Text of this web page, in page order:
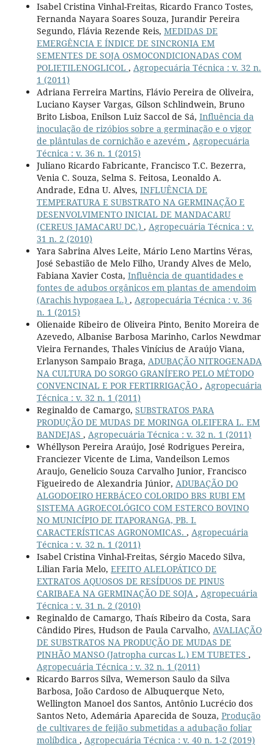
Isabel Cristina Vinhal-Freitas, Ricardo Franco Tostes,
Fernanda Nayara Soares Souza, Jurandir Pereira
Segundo, Flávia Rezende Reis, MEDIDAS DE
EMERGÊNCIA E ÍNDICE DE SINCRONIA EM
SEMENTES DE SOJA OSMOCONDICIONADAS COM
POLIETILENOGLICOL , Agropecuária Técnica : v. 32 n.
1 (2011)
Adriana Ferreira Martins, Flávio Pereira de Oliveira,
Luciano Kayser Vargas, Gilson Schlindwein, Bruno
Brito Lisboa, Enilson Luiz Saccol de Sá, Influência da
inoculação de rizóbios sobre a germinação e o vigor
de plântulas de cornichão e azevém , Agropecuária
Técnica : v. 36 n. 1 (2015)
Juliano Ricardo Fabricante, Francisco T.C. Bezerra,
Venia C. Souza, Selma S. Feitosa, Leonaldo A.
Andrade, Edna U. Alves, INFLUÊNCIA DE
TEMPERATURA E SUBSTRATO NA GERMINAÇÃO E
DESENVOLVIMENTO INICIAL DE MANDACARU
(CEREUS JAMACARU DC.) , Agropecuária Técnica : v.
31 n. 2 (2010)
Yara Sabrina Alves Leite, Mário Leno Martins Véras,
José Sebastião de Melo Filho, Urandy Alves de Melo,
Fabiana Xavier Costa, Influência de quantidades e
fontes de adubos orgânicos em plantas de amendoim
(Arachis hypogaea L.) , Agropecuária Técnica : v. 36
n. 1 (2015)
Olienaide Ribeiro de Oliveira Pinto, Benito Moreira de
Azevedo, Albanise Barbosa Marinho, Carlos Newdmar
Vieira Fernandes, Thales Vinícius de Araújo Viana,
Erlanyson Sampaio Braga, ADUBAÇÃO NITROGENADA
NA CULTURA DO SORGO GRANÍFERO PELO MÉTODO
CONVENCINAL E POR FERTIRRIGAÇÃO , Agropecuária
Técnica : v. 32 n. 1 (2011)
Reginaldo de Camargo, SUBSTRATOS PARA
PRODUÇÃO DE MUDAS DE MORINGA OLEIFERA L. EM
BANDEJAS , Agropecuária Técnica : v. 32 n. 1 (2011)
Whéllyson Pereira Araújo, José Rodrigues Pereira,
Franciezer Vicente de Lima, Vandeilson Lemos
Araujo, Genelicio Souza Carvalho Junior, Francisco
Figueiredo de Alexandria Júnior, ADUBAÇÃO DO
ALGODOEIRO HERBÁCEO COLORIDO BRS RUBI EM
SISTEMA AGROECOLÓGICO COM ESTERCO BOVINO
NO MUNICÍPIO DE ITAPORANGA, PB. I.
CARACTERÍSTICAS AGRONOMICAS. , Agropecuária
Técnica : v. 32 n. 1 (2011)
Isabel Cristina Vinhal-Freitas, Sérgio Macedo Silva,
Lilian Faria Melo, EFEITO ALELOPÁTICO DE
EXTRATOS AQUOSOS DE RESÍDUOS DE PINUS
CARIBAEA NA GERMINAÇÃO DE SOJA , Agropecuária
Técnica : v. 31 n. 2 (2010)
Reginaldo de Camargo, Thaís Ribeiro da Costa, Sara
Cândido Pires, Hudson de Paula Carvalho, AVALIAÇÃO
DE SUBSTRATOS NA PRODUÇÃO DE MUDAS DE
PINHÃO MANSO (Jatropha curcas L.) EM TUBETES ,
Agropecuária Técnica : v. 32 n. 1 (2011)
Ricardo Barros Silva, Wemerson Saulo da Silva
Barbosa, João Cardoso de Albuquerque Neto,
Wellington Manoel dos Santos, Antônio Lucrécio dos
Santos Neto, Ademária Aparecida de Souza, Produção
de cultivares de feijão submetidas a adubação foliar
molíbdica , Agropecuária Técnica : v. 40 n. 1-2 (2019)